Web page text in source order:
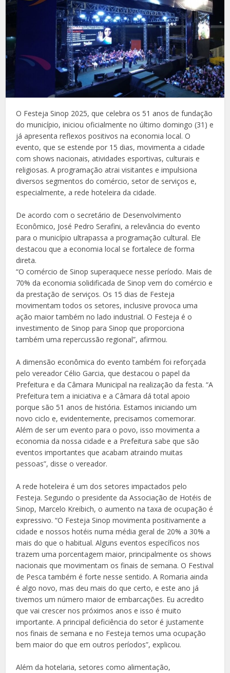
O Festeja Sinop 2025, que celebra os 51 anos de fundação
do município, iniciou oficialmente no último domingo (31) e
já apresenta reflexos positivos na economia local. O
evento, que se estende por 15 dias, movimenta a cidade
com shows nacionais, atividades esportivas, culturais e
religiosas. A programação atrai visitantes e impulsiona
diversos segmentos do comércio, setor de serviços e,
especialmente, a rede hoteleira da cidade.
De acordo com o secretário de Desenvolvimento
Econômico, José Pedro Serafini, a relevância do evento
para o município ultrapassa a programação cultural. Ele
destacou que a economia local se fortalece de forma
direta.
“O comércio de Sinop superaquece nesse período. Mais de
70% da economia solidificada de Sinop vem do comércio e
da prestação de serviços. Os 15 dias de Festeja
movimentam todos os setores, inclusive provoca uma
ação maior também no lado industrial. O Festeja é o
investimento de Sinop para Sinop que proporciona
também uma repercussão regional”, afirmou.
A dimensão econômica do evento também foi reforçada
pelo vereador Célio Garcia, que destacou o papel da
Prefeitura e da Câmara Municipal na realização da festa. “A
Prefeitura tem a iniciativa e a Câmara dá total apoio
porque são 51 anos de história. Estamos iniciando um
novo ciclo e, evidentemente, precisamos comemorar.
Além de ser um evento para o povo, isso movimenta a
economia da nossa cidade e a Prefeitura sabe que são
eventos importantes que acabam atraindo muitas
pessoas”, disse o vereador.
A rede hoteleira é um dos setores impactados pelo
Festeja. Segundo o presidente da Associação de Hotéis de
Sinop, Marcelo Kreibich, o aumento na taxa de ocupação é
expressivo. “O Festeja Sinop movimenta positivamente a
cidade e nossos hotéis numa média geral de 20% a 30% a
mais do que o habitual. Alguns eventos específicos nos
trazem uma porcentagem maior, principalmente os shows
nacionais que movimentam os finais de semana. O Festival
de Pesca também é forte nesse sentido. A Romaria ainda
é algo novo, mas deu mais do que certo, e este ano já
tivemos um número maior de embarcações. Eu acredito
que vai crescer nos próximos anos e isso é muito
importante. A principal deficiência do setor é justamente
nos finais de semana e no Festeja temos uma ocupação
bem maior do que em outros períodos”, explicou.
Além da hotelaria, setores como alimentação,